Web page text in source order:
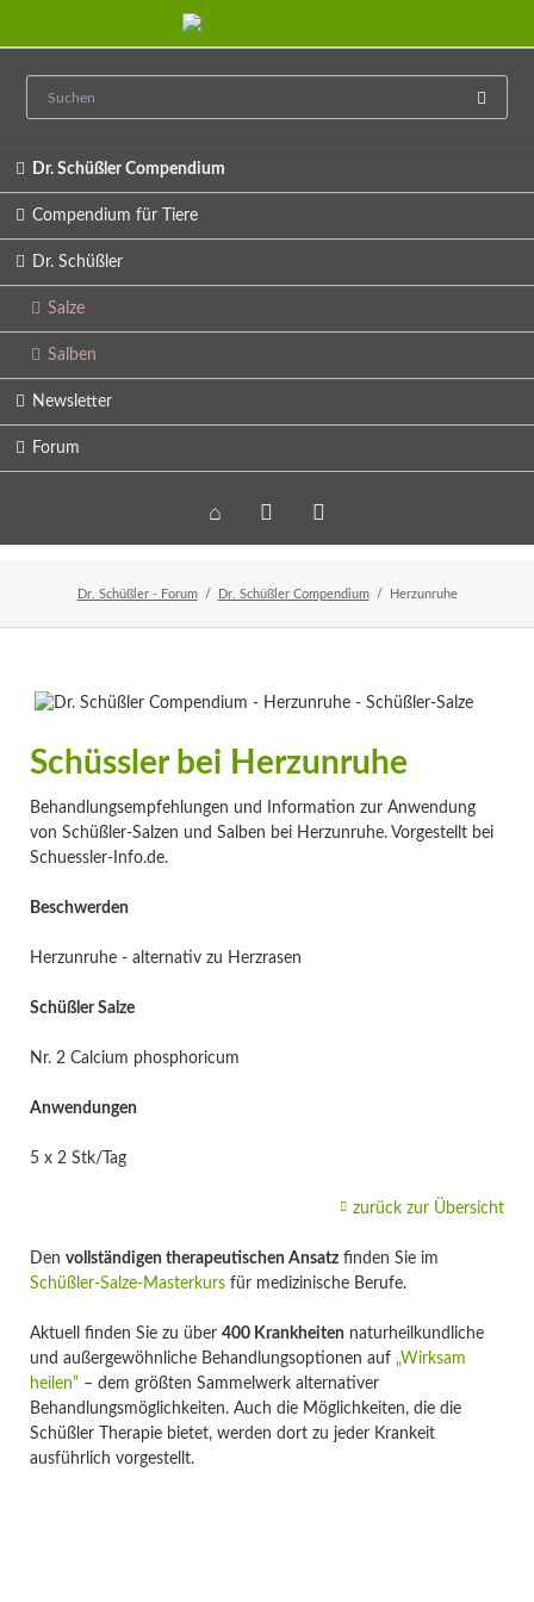
Dr. Schüßler Compendium
Compendium für Tiere
Dr. Schüßler
Salze
Salben
Newsletter
Forum
Home Veranstaltungen
Newsletter
Dr. Schüßler - Forum Dr. Schüßler Compendium Herzunruhe
Schüssler bei Herzunruhe
Behandlungsempfehlungen und Information zur Anwendung
von Schüßler-Salzen und Salben bei Herzunruhe. Vorgestellt bei
Schuessler-Info.de.
Beschwerden
Herzunruhe - alternativ zu Herzrasen
Schüßler Salze
Nr. 2 Calcium phosphoricum
Anwendungen
5 x 2 Stk/Tag
zurück zur Übersicht
Den vollständigen therapeutischen Ansatzfinden Sie im
Schüßler-Salze-Masterkursfür medizinische Berufe.
Aktuell finden Sie zu über 400 Krankheiten naturheilkundliche
und außergewöhnliche Behandlungsoptionen auf „Wirksam
heilen“– dem größten Sammelwerk alternativer
Behandlungsmöglichkeiten. Auch die Möglichkeiten, die die
Schüßler Therapie bietet, werden dort zu jeder Krankeit
ausführlich vorgestellt.